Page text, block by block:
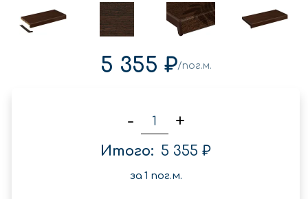
5 355 ₽/пог.м.
- +
Итого: 5 355 ₽
за 1 пог.м.